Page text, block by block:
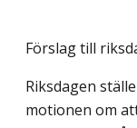
Förslag till
Riksdagen
motionen om